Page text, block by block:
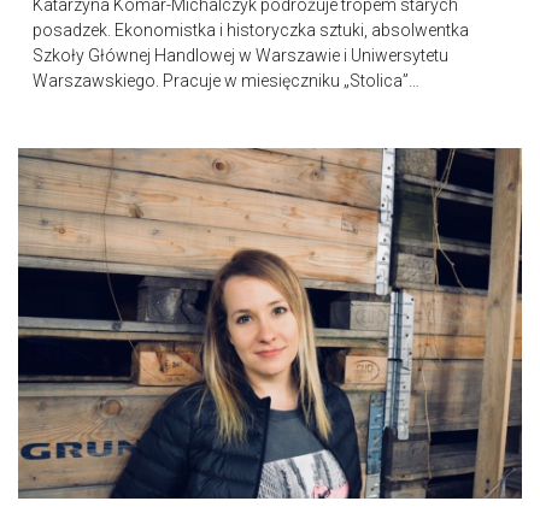
Katarzyna Komar-Michalczyk podróżuje tropem starych
posadzek. Ekonomistka i historyczka sztuki, absolwentka
Szkoły Głównej Handlowej w Warszawie i Uniwersytetu
Warszawskiego. Pracuje w miesięczniku „Stolica”…